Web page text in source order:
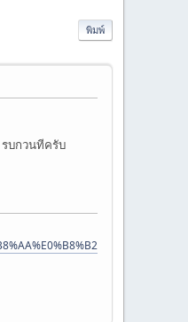
พิมพ์
บกวนทีครับ
สว่